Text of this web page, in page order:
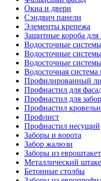
Окна и двери
Сэндвич панели
Элементы крепежа
Защитные короба
Водосточные
Водосточные
Водосточные
Водосточная
Профилированный
Профнастил для
Профнастил для
Профнастил
Профлист
Профнастил несущий
Заборы и ворота
Забор жалюзи
Заборы из
Металлический
Бетонные столбы